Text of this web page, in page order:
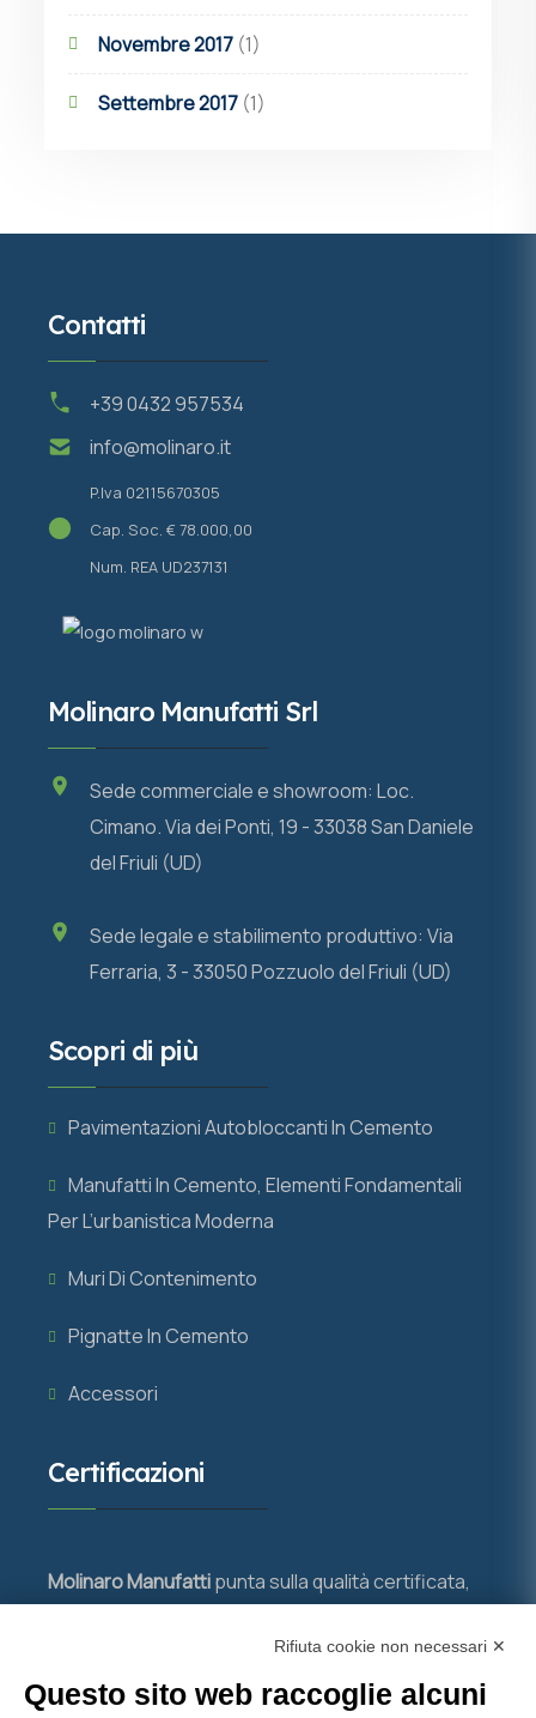
Novembre 2017 (1)
Settembre 2017 (1)
Contatti
+39 0432 957534
info@molinaro.it
P.Iva 02115670305
Cap. Soc. € 78.000,00
Num. REA UD237131
Molinaro Manufatti Srl
Sede commerciale e showroom: Loc.
Cimano. Via dei Ponti, 19 - 33038 San Daniele
del Friuli (UD)
Sede legale e stabilimento produttivo: Via
Ferraria, 3 - 33050 Pozzuolo del Friuli (UD)
Scopri di più
Pavimentazioni Autobloccanti In Cemento
Manufatti In Cemento, Elementi Fondamentali
Per L’urbanistica Moderna
Muri Di Contenimento
Pignatte In Cemento
Accessori
Certificazioni
Molinaro Manufattipunta sulla qualità certificata,
prodotti e servizi all’avanguardia nel settore del
calcestruzzo.
Rifiuta cookie non necessari ✕
Questo sito web raccoglie alcuni